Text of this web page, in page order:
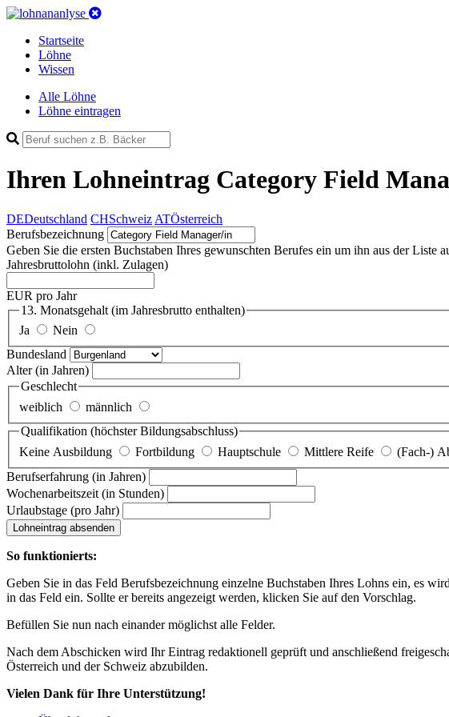
Startseite
Löhne
Wissen
Alle Löhne
Löhne eintragen
Ihren Lohneintrag Category Field
DEDeutschland CHSchweiz ATÖsterreich
Berufsbezeichnung
Geben Sie die ersten Buchstaben Ihres gewunschten Berufes ein um ihn aus der
Jahresbruttolohn (inkl. Zulagen)
EUR pro Jahr
13. Monatsgehalt (im Jahresbrutto enthalten)
Ja
Nein
Bundesland
Alter(in Jahren)
Geschlecht
weiblich
männlich
Qualifikation (höchster Bildungsabschluss)
Keine Ausbildung
Fortbildung Hauptschule Mittlere Reife (Fach-)
Berufserfahrung (in Jahren)
Wochenarbeitszeit (in Stunden)
Urlaubstage (pro Jahr)
Lohneintrag absenden
So funktionierts:
Geben Sie in das Feld Berufsbezeichnung einzelne Buchstaben Ihres Lohns ein, es
in das Feld ein. Sollte er bereits angezeigt werden, klicken Sie auf den Vorschlag.
Befüllen Sie nun nach einander möglichst alle Felder.
Nach dem Abschicken wird Ihr Eintrag redaktionell geprüft und anschließend
Österreich und der Schweiz abzubilden.
Vielen Dank für Ihre Unterstützung!